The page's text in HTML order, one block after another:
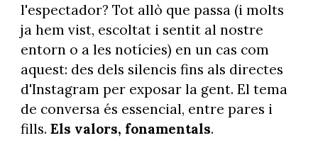
l'espectador? Tot allò que passa (i molts
ja hem vist, escoltat i sentit al nostre
entorn o a les notícies) en un cas com
aquest: des dels silencis fins als directes
d'Instagram per exposar la gent. El tema
de conversa és essencial, entre pares i
fills. Els valors, fonamentals.